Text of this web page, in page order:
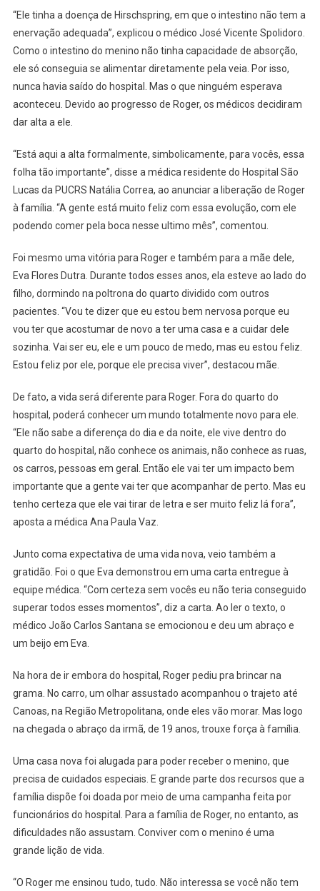
“Ele tinha a doença de Hirschspring, em que o intestino não tem a
enervação adequada”, explicou o médico José Vicente Spolidoro.
Como o intestino do menino não tinha capacidade de absorção,
ele só conseguia se alimentar diretamente pela veia. Por isso,
nunca havia saído do hospital. Mas o que ninguém esperava
aconteceu. Devido ao progresso de Roger, os médicos decidiram
dar alta a ele.
“Está aqui a alta formalmente, simbolicamente, para vocês, essa
folha tão importante”, disse a médica residente do Hospital São
Lucas da PUCRS Natália Correa, ao anunciar a liberação de Roger
à família. “A gente está muito feliz com essa evolução, com ele
podendo comer pela boca nesse ultimo mês”, comentou.
Foi mesmo uma vitória para Roger e também para a mãe dele,
Eva Flores Dutra. Durante todos esses anos, ela esteve ao lado do
filho, dormindo na poltrona do quarto dividido com outros
pacientes. “Vou te dizer que eu estou bem nervosa porque eu
vou ter que acostumar de novo a ter uma casa e a cuidar dele
sozinha. Vai ser eu, ele e um pouco de medo, mas eu estou feliz.
Estou feliz por ele, porque ele precisa viver”, destacou mãe.
De fato, a vida será diferente para Roger. Fora do quarto do
hospital, poderá conhecer um mundo totalmente novo para ele.
“Ele não sabe a diferença do dia e da noite, ele vive dentro do
quarto do hospital, não conhece os animais, não conhece as ruas,
os carros, pessoas em geral. Então ele vai ter um impacto bem
importante que a gente vai ter que acompanhar de perto. Mas eu
tenho certeza que ele vai tirar de letra e ser muito feliz lá fora”,
aposta a médica Ana Paula Vaz.
Junto coma expectativa de uma vida nova, veio também a
gratidão. Foi o que Eva demonstrou em uma carta entregue à
equipe médica. “Com certeza sem vocês eu não teria conseguido
superar todos esses momentos”, diz a carta. Ao ler o texto, o
médico João Carlos Santana se emocionou e deu um abraço e
um beijo em Eva.
Na hora de ir embora do hospital, Roger pediu pra brincar na
grama. No carro, um olhar assustado acompanhou o trajeto até
Canoas, na Região Metropolitana, onde eles vão morar. Mas logo
na chegada o abraço da irmã, de 19 anos, trouxe força à família.
Uma casa nova foi alugada para poder receber o menino, que
precisa de cuidados especiais. E grande parte dos recursos que a
família dispõe foi doada por meio de uma campanha feita por
funcionários do hospital. Para a família de Roger, no entanto, as
dificuldades não assustam. Conviver com o menino é uma
grande lição de vida.
“O Roger me ensinou tudo, tudo. Não interessa se você não tem